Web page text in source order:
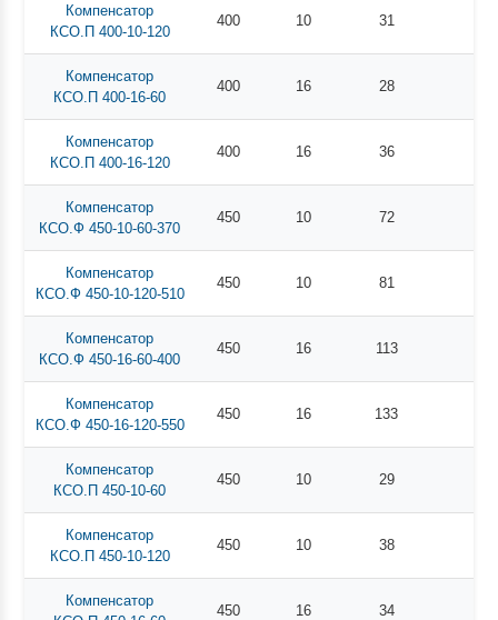
Компенсатор
КСО.П 400-10-120
400 10 31
Компенсатор
КСО.П 400-16-60
400 16 28
Компенсатор
КСО.П 400-16-120
400 16 36
Компенсатор
КСО.Ф 450-10-60-370
450 10 72
Компенсатор
КСО.Ф 450-10-120-510
450 10 81
Компенсатор
КСО.Ф 450-16-60-400
450 16 113
Компенсатор
КСО.Ф 450-16-120-550
450 16 133
Компенсатор
КСО.П 450-10-60
450 10 29
Компенсатор
КСО.П 450-10-120
450 10 38
Компенсатор
450 16 34